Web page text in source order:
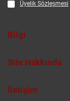
Üyelik Sözleşmesi
Bilgi
Site Hakkında
İletişim